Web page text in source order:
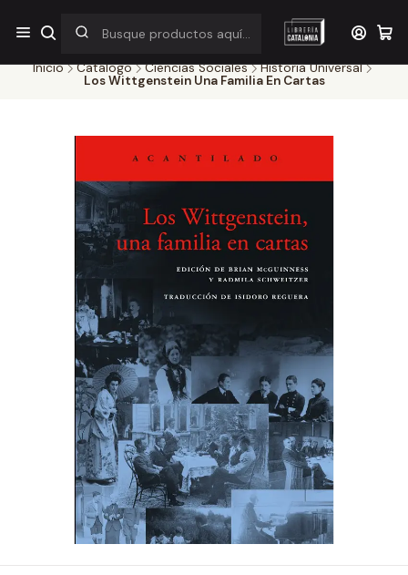
¡Por pocos días! Despacho a $1.000 en RM por compras sobre
$38.000
Inicio Catálogo Ciencias Sociales
Historia Universal
Los Wittgenstein Una Familia En Cartas